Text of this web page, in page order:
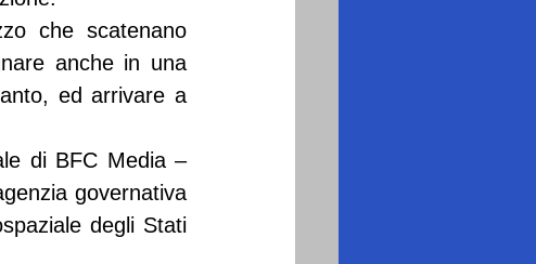
che scatenano
anche in una
ed arrivare a
di BFC Media –
governativa
degli Stati